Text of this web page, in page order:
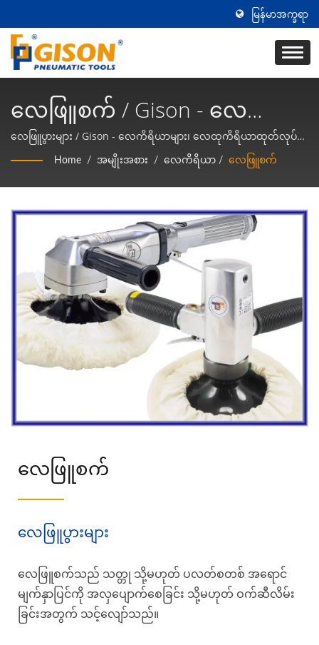
မြန်မာအက္ခရာ
လေဖြူစက် / Gison - လေ
ကိရိယာများ၊ လေထုကိရိယာ
ထုတ်လုပ်သူ အထူးပြုပေးသူ
လေဖြူပွားများ / Gison - လေကိရိယာများ၊ လေထုကိရိယာထုတ်လုပ်သူ
အထူးပြုပေးသူ
Home / အမျိုးအစား / လေကိရိယာ / လေဖြူစက်
လေဖြူစက်
လေဖြူပွားများ
လေဖြူစက်သည် သတ္တု သို့မဟုတ် ပလတ်စတစ် အရောင်
မျက်နှာပြင်ကို အလှပျောက်စေခြင်း သို့မဟုတ် ဝက်ဆီလိမ်း
ခြင်းအတွက် သင့်လျော်သည်။